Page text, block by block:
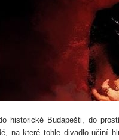
historické Budapešti, do
na které tohle divadlo učiní